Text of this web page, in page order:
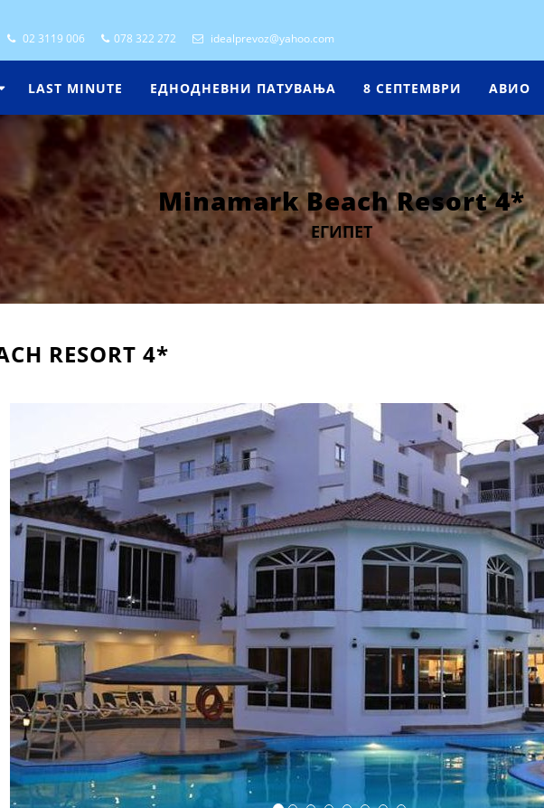
02 3119 006 078 322 272 idealprevoz@yahoo.com
LAST MINUTE ЕДНОДНЕВНИ ПАТУВАЊА 8 СЕПТЕМВРИ АВИО
Minamark Beach Resort 4*
ЕГИПЕТ
RESORT 4*